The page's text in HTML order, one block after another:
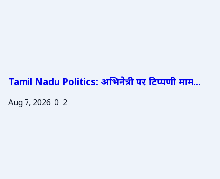
Tamil Nadu Politics: अभिनेत्री पर टिप्पणी माम...
Aug 7, 2026 0 2